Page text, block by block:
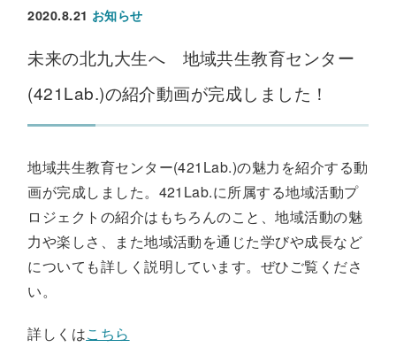
2020.8.21 お知らせ
未来の北九大生へ 地域共生教育センター
(421Lab.)の紹介動画が完成しました！
地域共生教育センター(421Lab.)の魅力を紹介する動
画が完成しました。421Lab.に所属する地域活動プ
ロジェクトの紹介はもちろんのこと、地域活動の魅
力や楽しさ、また地域活動を通じた学びや成長など
についても詳しく説明しています。ぜひご覧くださ
い。
詳しくはこちら